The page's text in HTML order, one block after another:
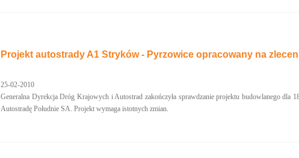
Projekt autostrady A1 Stryków - Pyrzowice opracowany na
25-02-2010
Generalna Dyrekcja Dróg Krajowych i Autostrad zakończyła sprawdzanie projektu budowlanego
Autostradę Południe SA. Projekt wymaga istotnych zmian.